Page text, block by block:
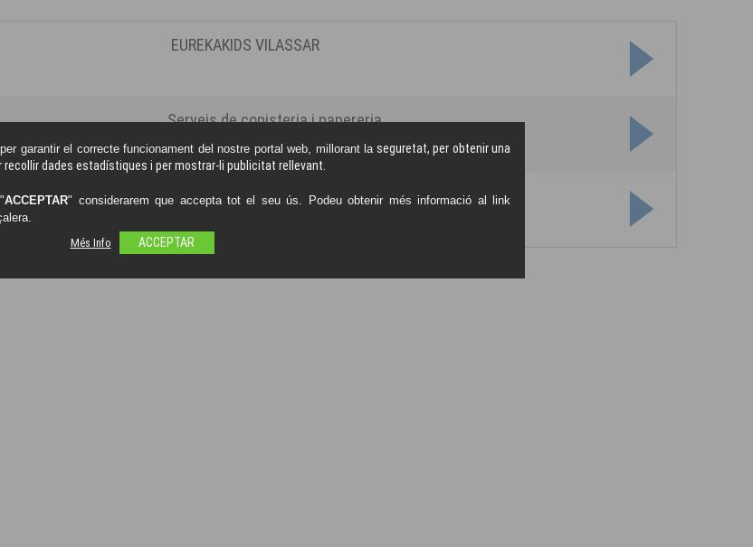
EUREKAKIDS VILASSAR
Serveis de copisteria i papereria
LLibreria
per garantir el correcte funcionament del nostre portal web, millorant la seguretat, per obtenir una
dades estadístiques i per mostrar-li publicitat rellevant.
ACCEPTAR" considerarem que accepta tot el seu ús. Podeu obtenir més informació al link
Més Info
ACCEPTAR